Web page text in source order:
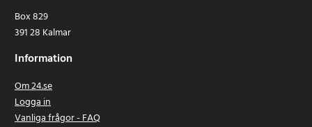
Box 829
391 28 Kalmar
Information
Om 24.se
Logga in
Vanliga frågor - FAQ